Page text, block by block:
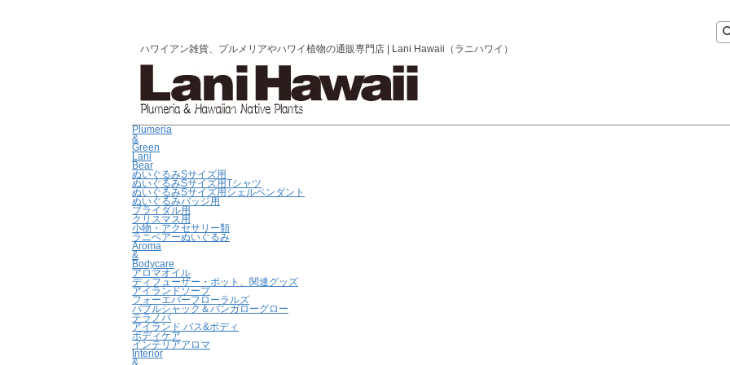
ハワイアン雑貨、プルメリアやハワイ植物の通販専門店 | Lani Hawaii（ラニハワイ）
Plumeria
&
Green
Lani
Bear
ぬいぐるみSサイズ用
ぬいぐるみSサイズ用Tシャツ
ぬいぐるみSサイズ用シェルペンダント
ぬいぐるみバッジ用
ブライダル用
クリスマス用
小物・アクセサリー類
ラニベアーぬいぐるみ
Aroma
&
Bodycare
アロマオイル
ディフューザー・ポット、関連グッズ
アイランドソープ
フォーエバーフローラルズ
バブルシャック＆バンガローグロー
テラノバ
アイランド バス&ボディ
ボディケア
インテリアアロマ
Interior
&